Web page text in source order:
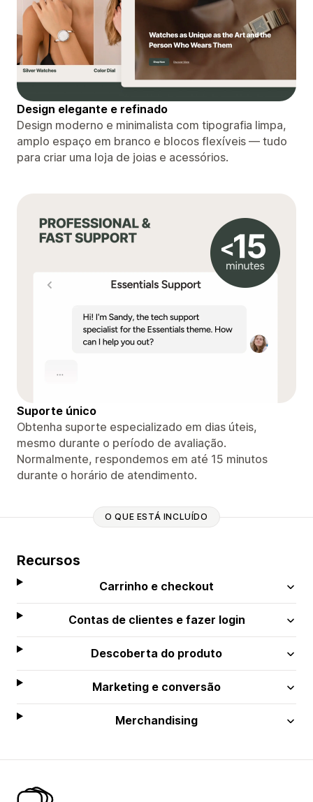
Design elegante e refinado
Design moderno e minimalista com tipografia limpa,
amplo espaço em branco e blocos flexíveis — tudo
para criar uma loja de joias e acessórios.
Suporte único
Obtenha suporte especializado em dias úteis,
mesmo durante o período de avaliação.
Normalmente, respondemos em até 15 minutos
durante o horário de atendimento.
O QUE ESTÁ INCLUÍDO
Recursos
Carrinho e checkout
Contas de clientes e fazer login
Descoberta do produto
Marketing e conversão
Merchandising